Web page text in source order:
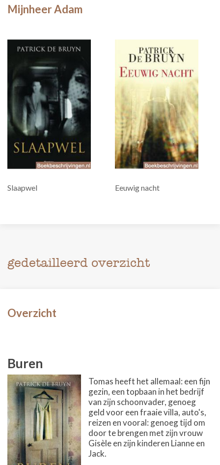
Mijnheer Adam
Slaapwel Eeuwig nacht
gedetailleerd overzicht
Overzicht
Buren
Tomas heeft het allemaal: een fijn
gezin, een topbaan in het bedrijf
van zijn schoonvader, genoeg
geld voor een fraaie villa, auto's,
reizen en vooral: genoeg tijd om
door te brengen met zijn vrouw
Gisèle en zijn kinderen Lianne en
Jack.